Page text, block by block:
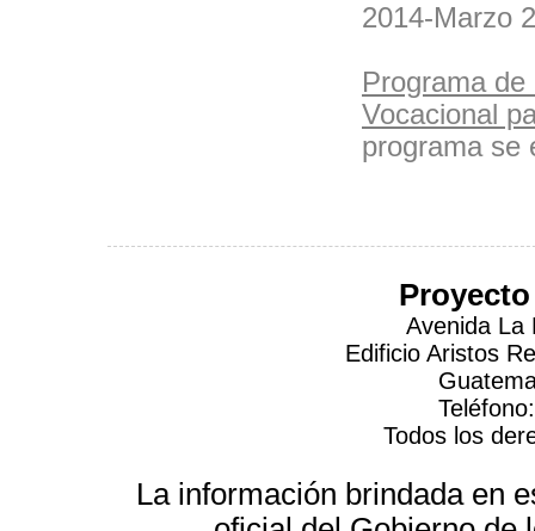
2014-Marzo
Programa
Vocacional
programa se
Avenida La
Edificio Aristos
Todos los
La información brindada en